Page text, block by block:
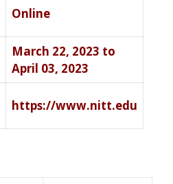
Online
March 22, 2023 to
April 03, 2023
https://www.nitt.edu